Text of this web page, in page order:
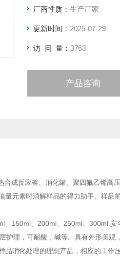
厂商性质： 生产厂家
更新时间： 2025-07-29
访 问 量： 3763
产品咨询
成反应釜、消化罐、聚四氟乙烯高
元素时消解样品的得力助手。样品
150ml、200ml、250ml、300ml.安
理，可耐酸，碱等。具有外形美观
消化处理的理想产品，相应的工作